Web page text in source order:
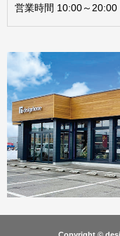
営業時間 10:00～20:00